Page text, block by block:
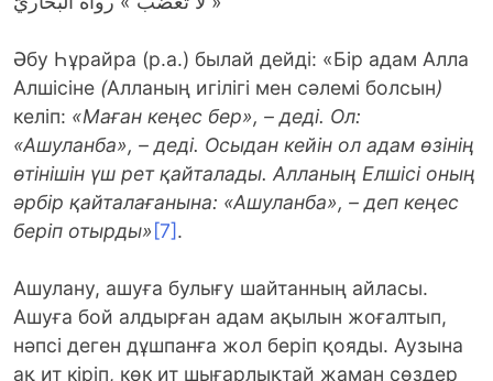
Әбу Һұрайра (р.а.) былай дейді: «Бір адам Алла
Алшісіне (Алланың игілігі мен сәлемі болсын)
келіп: «Маған кеңес бер», – деді. Ол:
«Ашуланба», – деді. Осыдан кейін ол адам өзінің
өтінішін үш рет қайталады. Алланың Елшісі оның
әрбір қайталағанына: «Ашуланба», – деп кеңес
беріп отырды» [7].
Ашулану, ашуға булығу шайтанның айласы.
Ашуға бой алдырған адам ақылын жоғалтып,
нәпсі деген дұшпанға жол беріп қояды. Аузына
ақ ит кіріп, көк ит шығарлықтай жаман сөздер